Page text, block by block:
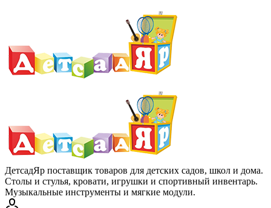
ДетсадЯр поставщик товаров для детских садов, школ и дома.
Столы и стулья, кровати, игрушки и спортивный инвентарь.
Музыкальные инструменты и мягкие модули.